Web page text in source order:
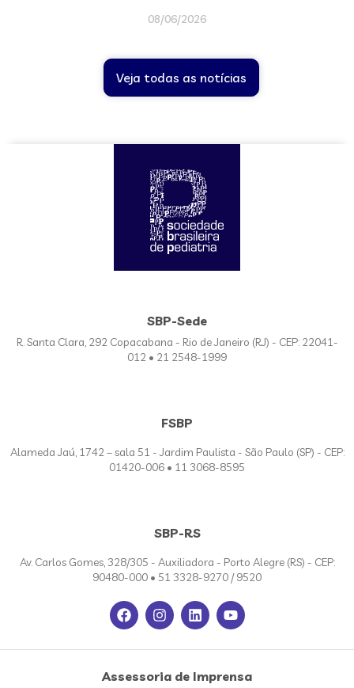
08/06/2026
Veja todas as notícias
SBP-Sede
R. Santa Clara, 292 Copacabana - Rio de Janeiro (RJ) - CEP: 22041-
012 • 21 2548-1999
FSBP
Alameda Jaú, 1742 – sala 51 - Jardim Paulista - São Paulo (SP) - CEP:
01420-006 • 11 3068-8595
SBP-RS
Av. Carlos Gomes, 328/305 - Auxiliadora - Porto Alegre (RS) - CEP:
90480-000 • 51 3328-9270 / 9520
Assessoria de Imprensa